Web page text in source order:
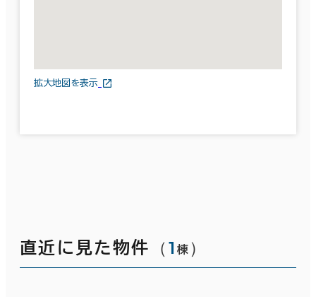
拡大地図を表示
直近に見た物件 （1 棟 ）